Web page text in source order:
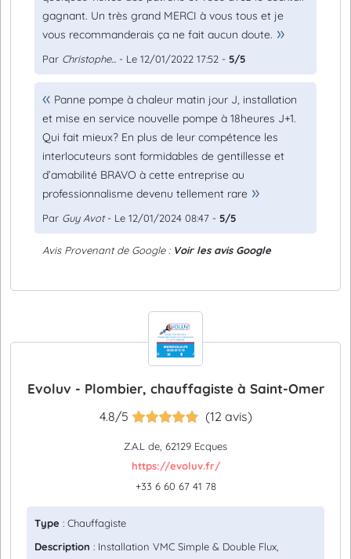
gagnant. Un très grand MERCI à vous tous et je
vous recommanderais ça ne fait aucun doute.
Par Christophe... - Le 12/01/2022 17:52 - 5/5
Panne pompe à chaleur matin jour J, installation
et mise en service nouvelle pompe à 18heures J+1.
Qui fait mieux? En plus de leur compétence les
interlocuteurs sont formidables de gentillesse et
d’amabilité BRAVO à cette entreprise au
professionnalisme devenu tellement rare
Par Guy Avot- Le 12/01/2024 08:47 - 5/5
Avis Provenant de Google : Voir les avis Google
Evoluv - Plombier, chauffagiste à Saint-Omer
4.8/5 (12 avis)
Z.A.L de, 62129 Ecques
https://evoluv.fr/
+33 6 60 67 41 78
Type : Chauffagiste
Description : Installation VMC Simple & Double Flux,